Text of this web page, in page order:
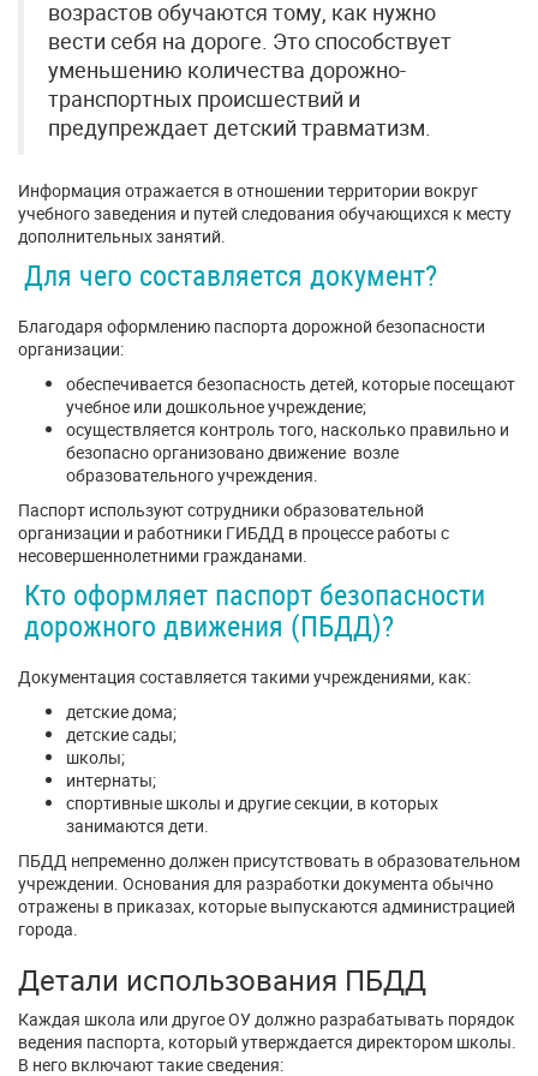
возрастов обучаются тому, как нужно
вести себя на дороге. Это способствует
уменьшению количества дорожно-
транспортных происшествий и
предупреждает детский травматизм.
Информация отражается в отношении территории вокруг
учебного заведения и путей следования обучающихся к месту
дополнительных занятий.
Для чего составляется документ?
Благодаря оформлению паспорта дорожной безопасности
организации:
обеспечивается безопасность детей, которые посещают
учебное или дошкольное учреждение;
осуществляется контроль того, насколько правильно и
безопасно организовано движение возле
образовательного учреждения.
Паспорт используют сотрудники образовательной
организации и работники ГИБДД в процессе работы с
несовершеннолетними гражданами.
Кто оформляет паспорт безопасности
дорожного движения (ПБДД)?
Документация составляется такими учреждениями, как:
детские дома;
детские сады;
школы;
интернаты;
спортивные школы и другие секции, в которых
занимаются дети.
ПБДД непременно должен присутствовать в образовательном
учреждении. Основания для разработки документа обычно
отражены в приказах, которые выпускаются администрацией
города.
Детали использования ПБДД
Каждая школа или другое ОУ должно разрабатывать порядок
ведения паспорта, который утверждается директором школы.
В него включают такие сведения: